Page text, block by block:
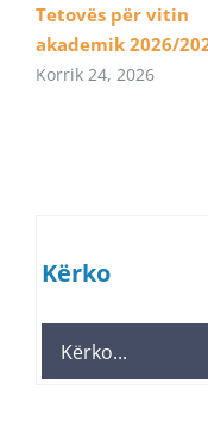
Tetovës për vitin
akademik 2026/
Korrik 24, 2026
Kërko
Search
for: